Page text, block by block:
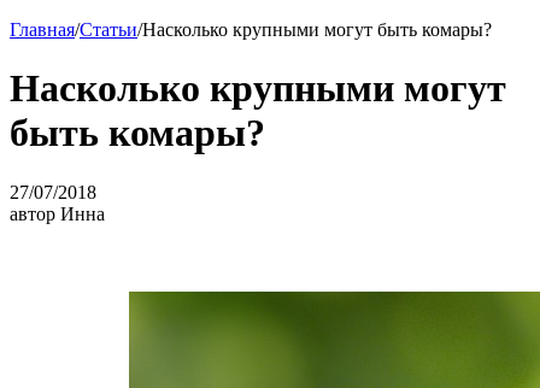
Главная/Статьи/Насколько крупными могут быть комары?
Насколько крупными могут
быть комары?
27/07/2018
автор Инна